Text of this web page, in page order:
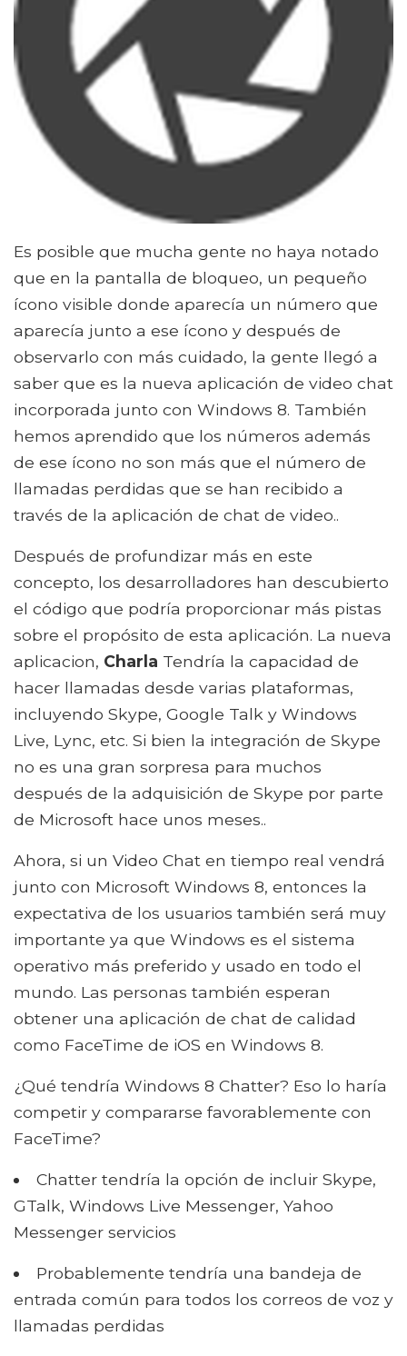
Es posible que mucha gente no haya notado
que en la pantalla de bloqueo, un pequeño
ícono visible donde aparecía un número que
aparecía junto a ese ícono y después de
observarlo con más cuidado, la gente llegó a
saber que es la nueva aplicación de video chat
incorporada junto con Windows 8. También
hemos aprendido que los números además
de ese ícono no son más que el número de
llamadas perdidas que se han recibido a
través de la aplicación de chat de video..
Después de profundizar más en este
concepto, los desarrolladores han descubierto
el código que podría proporcionar más pistas
sobre el propósito de esta aplicación. La nueva
aplicacion, Charla Tendría la capacidad de
hacer llamadas desde varias plataformas,
incluyendo Skype, Google Talk y Windows
Live, Lync, etc. Si bien la integración de Skype
no es una gran sorpresa para muchos
después de la adquisición de Skype por parte
de Microsoft hace unos meses..
Ahora, si un Video Chat en tiempo real vendrá
junto con Microsoft Windows 8, entonces la
expectativa de los usuarios también será muy
importante ya que Windows es el sistema
operativo más preferido y usado en todo el
mundo. Las personas también esperan
obtener una aplicación de chat de calidad
como FaceTime de iOS en Windows 8.
¿Qué tendría Windows 8 Chatter? Eso lo haría
competir y compararse favorablemente con
FaceTime?
Chatter tendría la opción de incluir Skype,
GTalk, Windows Live Messenger, Yahoo
Messenger servicios
Probablemente tendría una bandeja de
entrada común para todos los correos de voz y
llamadas perdidas